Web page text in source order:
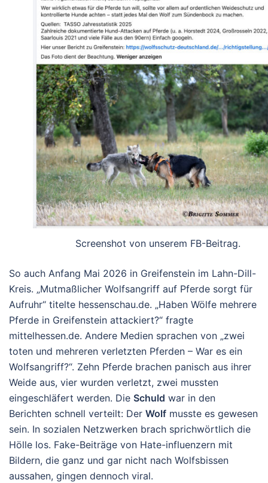
Screenshot von unserem FB-Beitrag.
So auch Anfang Mai 2026 in Greifenstein im Lahn-Dill-
Kreis. „Mutmaßlicher Wolfsangriff auf Pferde sorgt für
Aufruhr“ titelte hessenschau.de. „Haben Wölfe mehrere
Pferde in Greifenstein attackiert?“ fragte
mittelhessen.de. Andere Medien sprachen von „zwei
toten und mehreren verletzten Pferden – War es ein
Wolfsangriff?“. Zehn Pferde brachen panisch aus ihrer
Weide aus, vier wurden verletzt, zwei mussten
eingeschläfert werden. Die Schuld war in den
Berichten schnell verteilt: Der Wolf musste es gewesen
sein. In sozialen Netzwerken brach sprichwörtlich die
Hölle los. Fake-Beiträge von Hate-influenzern mit
Bildern, die ganz und gar nicht nach Wolfsbissen
aussahen, gingen dennoch viral.